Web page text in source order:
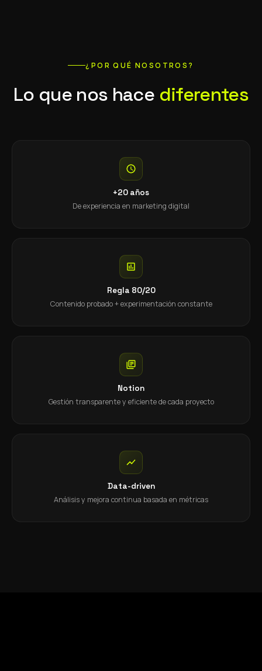
¿POR QUÉ NOSOTROS?
Lo que nos hace diferentes
+20 años
De experiencia en marketing digital
Regla 80/20
Contenido probado + experimentación constante
Notion
Gestión transparente y eficiente de cada proyecto
Data-driven
Análisis y mejora continua basada en métricas